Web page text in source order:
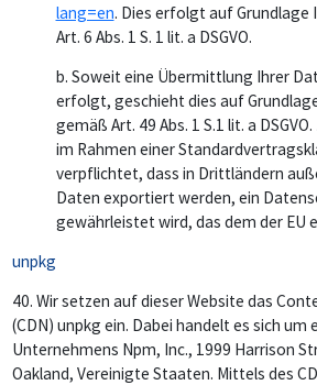
lang=en. Dies erfolgt auf Grundlage
Art. 6 Abs. 1 S. 1 lit. a DSGVO.
b. Soweit eine Übermittlung Ihrer
erfolgt, geschieht dies auf
gemäß Art. 49 Abs. 1 S.1 lit. a
im Rahmen einer
verpflichtet, dass in Drittländern
Daten exportiert werden, ein
gewährleistet wird, das dem der EU
unpkg
40. Wir setzen auf dieser Website das
(CDN) unpkg ein. Dabei handelt es sich um
Unternehmens Npm, Inc., 1999 Harrison
Oakland, Vereinigte Staaten. Mittels des